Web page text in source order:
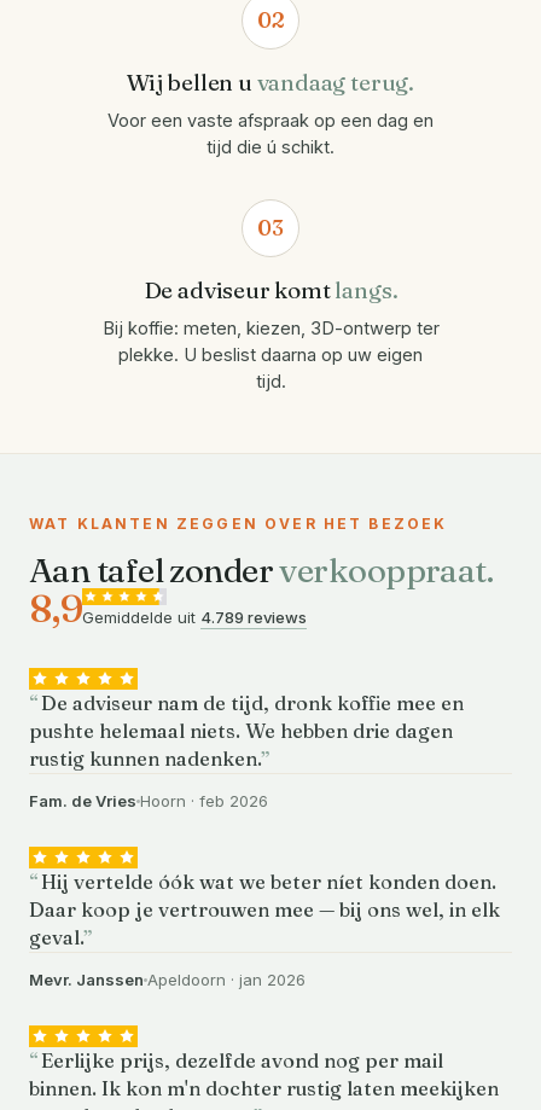
02
Wij bellen u vandaag terug.
Voor een vaste afspraak op een dag en
tijd die ú schikt.
03
De adviseur komtlangs.
Bij koffie: meten, kiezen, 3D-ontwerp ter
plekke. U beslist daarna op uw eigen
tijd.
WAT KLANTEN ZEGGEN OVER HET BEZOEK
Aan tafel zonderverkooppraat.
8,9Gemiddelde uit 4.789 reviews
De adviseur nam de tijd, dronk koffie mee en
pushte helemaal niets. We hebben drie dagen
rustig kunnen nadenken.
Fam. de Vries Hoorn · feb 2026
Hij vertelde óók wat we beter níet konden doen.
Daar koop je vertrouwen mee — bij ons wel, in elk
geval.
Mevr. Janssen Apeldoorn · jan 2026
Eerlijke prijs, dezelfde avond nog per mail
binnen. Ik kon m'n dochter rustig laten meekijken